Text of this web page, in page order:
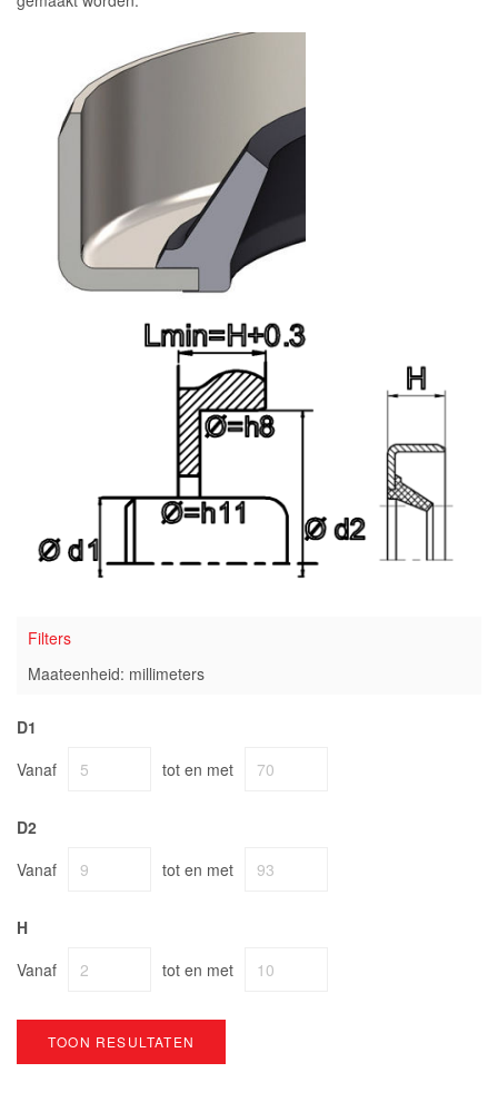
Filters
Maateenheid: millimeters
D1
Vanaf
tot en met
D2
Vanaf
tot en met
H
Vanaf
tot en met
TOON RESULTATEN